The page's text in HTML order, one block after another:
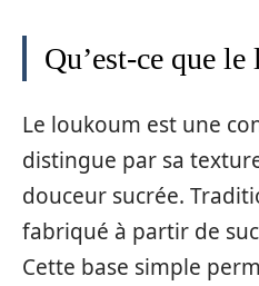
Qu’est-ce que
Le loukoum est une
distingue par sa
douceur sucrée.
fabriqué à partir de
Cette base simple